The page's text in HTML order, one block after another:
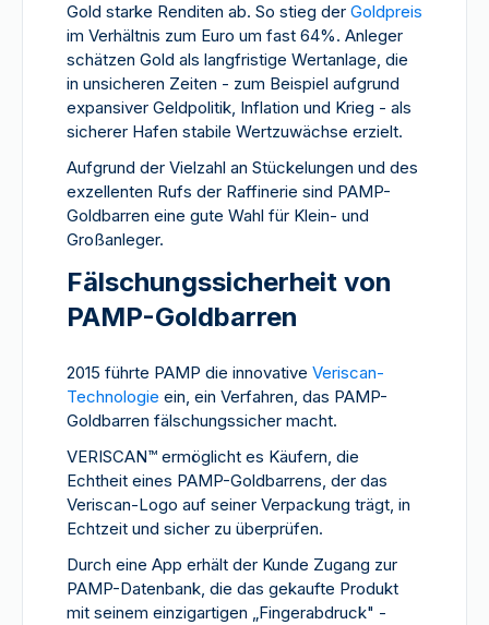
Gold starke Renditen ab. So stieg der Goldpreis
im Verhältnis zum Euro um fast 64%. Anleger
schätzen Gold als langfristige Wertanlage, die
in unsicheren Zeiten - zum Beispiel aufgrund
expansiver Geldpolitik, Inflation und Krieg - als
sicherer Hafen stabile Wertzuwächse erzielt.
Aufgrund der Vielzahl an Stückelungen und des
exzellenten Rufs der Raffinerie sind PAMP-
Goldbarren eine gute Wahl für Klein- und
Großanleger.
Fälschungssicherheit von
PAMP-Goldbarren
2015 führte PAMP die innovative Veriscan-
Technologie ein, ein Verfahren, das PAMP-
Goldbarren fälschungssicher macht.
VERISCAN™ ermöglicht es Käufern, die
Echtheit eines PAMP-Goldbarrens, der das
Veriscan-Logo auf seiner Verpackung trägt, in
Echtzeit und sicher zu überprüfen.
Durch eine App erhält der Kunde Zugang zur
PAMP-Datenbank, die das gekaufte Produkt
mit seinem einzigartigen „Fingerabdruck" -